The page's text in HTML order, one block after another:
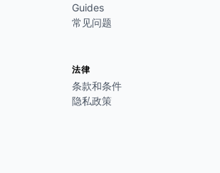
Guides
常见问题
法律
条款和条件
隐私政策